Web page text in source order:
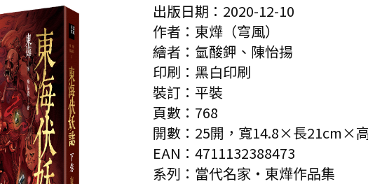
出版日期：2020-12-10
作者：東燁（穹風）
繪者：氫酸鉀、陳怡揚
印刷：黑白印刷
裝訂：平裝
頁數：768
開數：25開，寬14.8×長21cm×
EAN：4711132388473
系列：當代名家‧東燁作品集